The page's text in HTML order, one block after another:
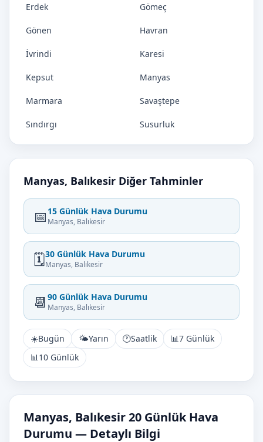
Erdek Gömeç
Gönen Havran
İvrindi Karesi
Kepsut Manyas
Marmara Savaştepe
Sındırgı Susurluk
Manyas, Balıkesir Diğer Tahminler
📅 15 Günlük Hava Durumu
Manyas, Balıkesir
🗓️30 Günlük Hava Durumu
Manyas, Balıkesir
📆 90 Günlük Hava Durumu
Manyas, Balıkesir
☀️Bugün 🌤️Yarın 🕐Saatlik 📊7 Günlük
📊10 Günlük
Manyas, Balıkesir 20 Günlük Hava
Durumu — Detaylı Bilgi